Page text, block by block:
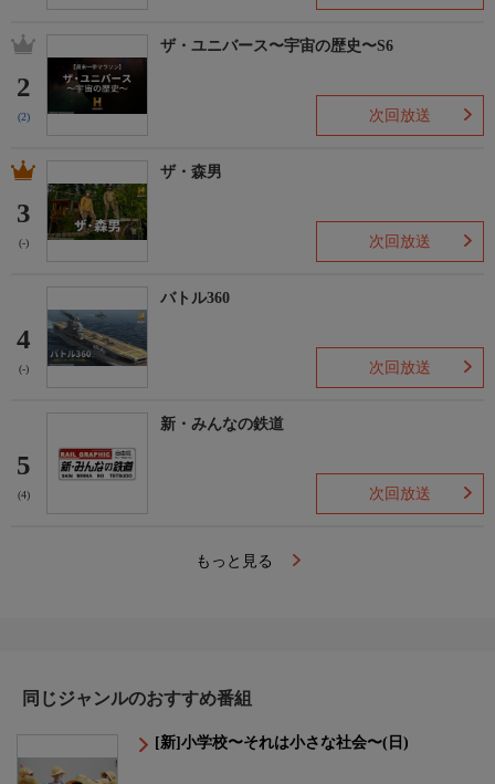
2
(2)
ザ・ユニバース〜宇宙の歴史〜S6
次回放送
3
(-)
ザ・森男
次回放送
4
(-)
バトル360
次回放送
5
(4)
新・みんなの鉄道
次回放送
もっと見る
同じジャンルのおすすめ番組
[新]小学校〜それは小さな社会〜(日)